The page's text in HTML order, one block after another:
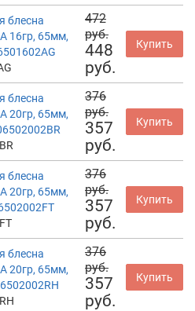
блесна
16гр, 65мм,
472
руб.
448
руб.
Купить
блесна
20гр, 65мм,
376
руб.
357
руб.
Купить
блесна
20гр, 65мм,
376
руб.
357
руб.
Купить
блесна
20гр, 65мм,
376
руб.
357
руб.
Купить